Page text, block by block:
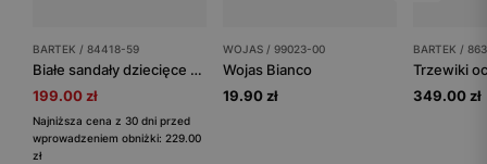
BARTEK / 84418-59
Białe sandały dziecięce z zabudowanym przodem BARTEK 84418-59
199.00 zł
Najniższa cena z 30 dni przed
wprowadzeniem obniżki: 229.00
zł
WOJAS / 99023-00
Wojas Bianco
19.90 zł
BARTEK /
349.00 zł